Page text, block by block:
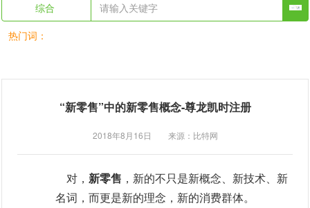
综合
热门词：
“新零售”中的新零售概念-尊龙凯时注册
2018年8月16日 来源：比特网
对， 新零售 ，新的不只是新概念、新技术、新
名词，而更是新的理念，新的消费群体。